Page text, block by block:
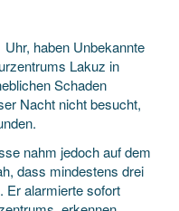
haben Unbekannte
Lakuz in
Schaden
Nacht nicht besucht,
nahm jedoch auf dem
dass mindestens drei
Er alarmierte sofort